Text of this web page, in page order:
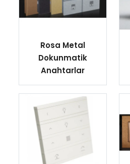
Rosa Metal
Dokunmatik
Anahtarlar